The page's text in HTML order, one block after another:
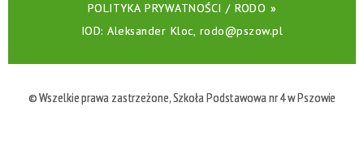
POLITYKA PRYWATNOŚCI / RODO »
IOD: Aleksander Kloc, rodo@pszow.pl
© Wszelkie prawa zastrzeżone, Szkoła Podstawowa nr 4 w Pszowie